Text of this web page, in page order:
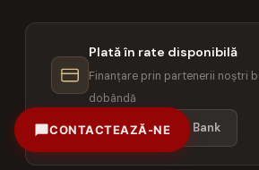
Plată în rate disponibilă
Finanțare prin partenerii noștri
dobândă
Star BT Libra Bank
CONTACTEAZĂ-NE
Sună acum
+40 371 71 61 61